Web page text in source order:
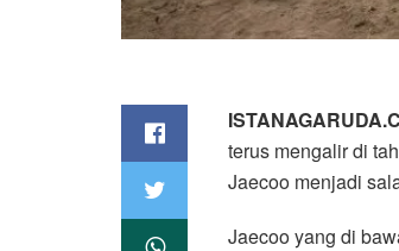
terus mengalir di
Jaecoo menjadi
Jaecoo yang di